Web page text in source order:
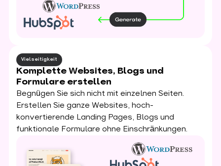
Vielseitigkeit
Komplette Websites, Blogs und
Formulare erstellen
Begnügen Sie sich nicht mit einzelnen Seiten.
Erstellen Sie ganze Websites, hoch-
konvertierende Landing Pages, Blogs und
funktionale Formulare ohne Einschränkungen.